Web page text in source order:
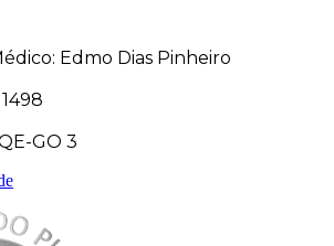
Edmo Dias Pinheiro
GO 3